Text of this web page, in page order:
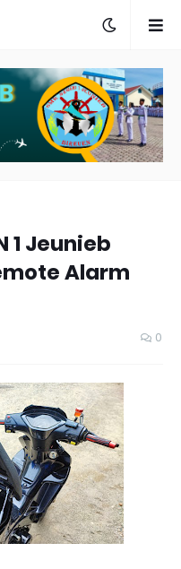
1 Jeunieb
Alarm
0